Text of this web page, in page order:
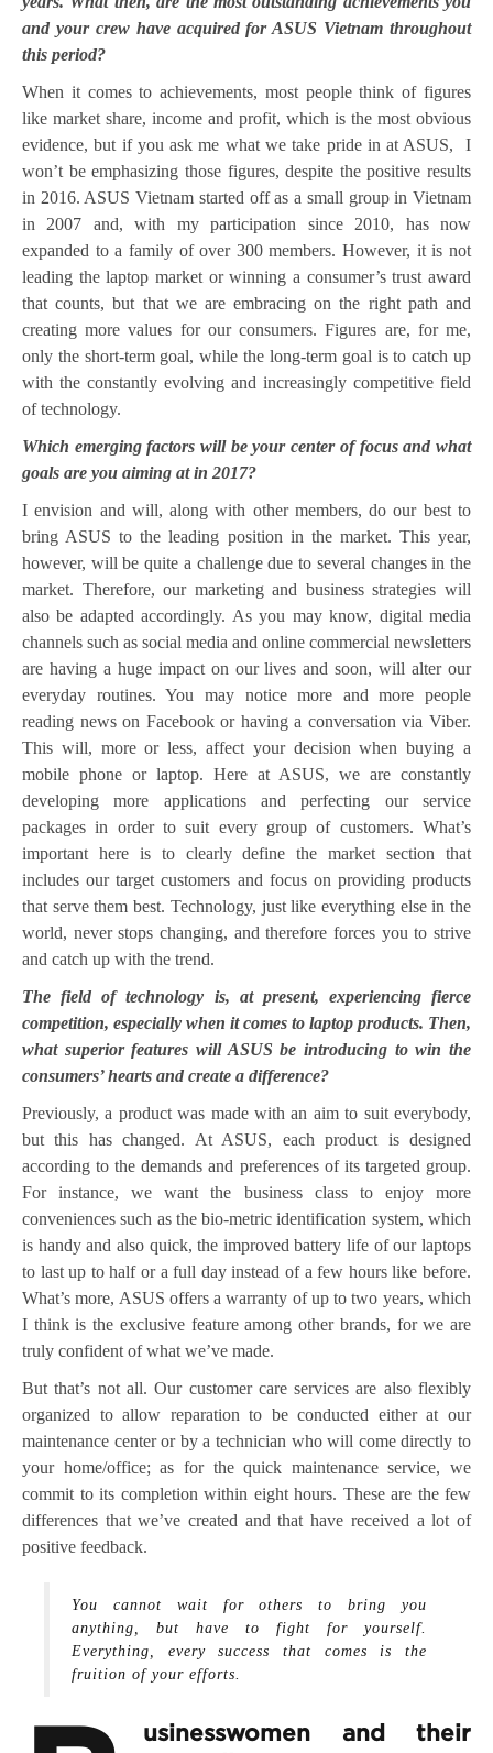
and your crew have acquired for ASUS Vietnam throughout
this period?
When it comes to achievements, most people think of figures
like market share, income and profit, which is the most obvious
evidence, but if you ask me what we take pride in at ASUS, I
won’t be emphasizing those figures, despite the positive results
in 2016. ASUS Vietnam started off as a small group in Vietnam
in 2007 and, with my participation since 2010, has now
expanded to a family of over 300 members. However, it is not
leading the laptop market or winning a consumer’s trust award
that counts, but that we are embracing on the right path and
creating more values for our consumers. Figures are, for me,
only the short-term goal, while the long-term goal is to catch up
with the constantly evolving and increasingly competitive field
of technology.
Which emerging factors will be your center of focus and what
goals are you aiming at in 2017?
I envision and will, along with other members, do our best to
bring ASUS to the leading position in the market. This year,
however, will be quite a challenge due to several changes in the
market. Therefore, our marketing and business strategies will
also be adapted accordingly. As you may know, digital media
channels such as social media and online commercial newsletters
are having a huge impact on our lives and soon, will alter our
everyday routines. You may notice more and more people
reading news on Facebook or having a conversation via Viber.
This will, more or less, affect your decision when buying a
mobile phone or laptop. Here at ASUS, we are constantly
developing more applications and perfecting our service
packages in order to suit every group of customers. What’s
important here is to clearly define the market section that
includes our target customers and focus on providing products
that serve them best. Technology, just like everything else in the
world, never stops changing, and therefore forces you to strive
and catch up with the trend.
The field of technology is, at present, experiencing fierce
competition, especially when it comes to laptop products. Then,
what superior features will ASUS be introducing to win the
consumers’ hearts and create a difference?
Previously, a product was made with an aim to suit everybody,
but this has changed. At ASUS, each product is designed
according to the demands and preferences of its targeted group.
For instance, we want the business class to enjoy more
conveniences such as the bio-metric identification system, which
is handy and also quick, the improved battery life of our laptops
to last up to half or a full day instead of a few hours like before.
What’s more, ASUS offers a warranty of up to two years, which
I think is the exclusive feature among other brands, for we are
truly confident of what we’ve made.
But that’s not all. Our customer care services are also flexibly
organized to allow reparation to be conducted either at our
maintenance center or by a technician who will come directly to
your home/office; as for the quick maintenance service, we
commit to its completion within eight hours. These are the few
differences that we’ve created and that have received a lot of
positive feedback.
You cannot wait for others to bring you
anything, but have to fight for yourself.
Everything, every success that comes is the
fruition of your efforts.
usinesswomen and their